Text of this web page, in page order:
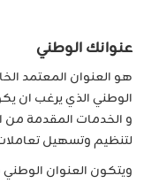
عنوانك الوطني
هو العنوان المعتمد
الوطني الذي يرغب ان
و الخدمات المقدمة من
لتنظيم وتسهيل
ويتكون العنوان